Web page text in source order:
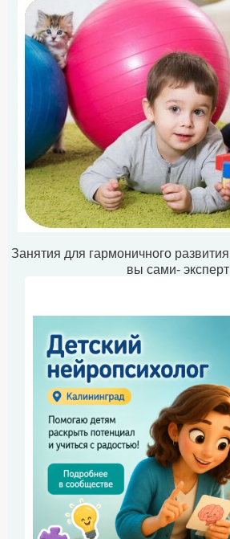
Занятия для гармоничного
вы сами-